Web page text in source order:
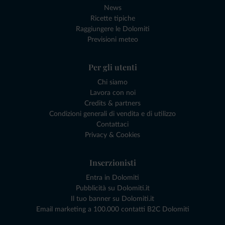
News
Ricette tipiche
Raggiungere le Dolomiti
Previsioni meteo
Per gli utenti
Chi siamo
Lavora con noi
Credits & partners
Condizioni generali di vendita e di utilizzo
Contattaci
Privacy & Cookies
Inserzionisti
Entra in Dolomiti
Pubblicità su Dolomiti.it
Il tuo banner su Dolomiti.it
Email marketing a 100.000 contatti B2C Dolomiti